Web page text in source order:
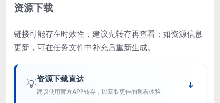
资源下载
链接可能存在时效性，建议先转存再查看；如资源信息
更新，可在任务文件中补充后重新生成。
💡资源下载直达
建议使用官方APP转存，以获取更佳的观看体验